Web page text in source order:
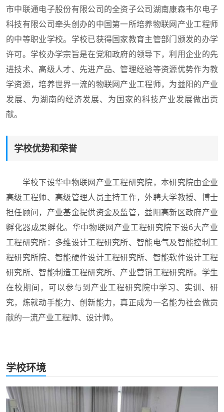
市中联通电子股份有限公司的全资子公司湖南康森韦尔电子
科技有限公司牵头创办的中国第一所培养物联网产业工程师
的中等职业学校。学校已获得国家教育主管部门颁发的办学
许可。学校办学宗旨是在党和政府的领导下，利用企业的先
进技术、高级人才、先进产品、管理经验等资源优势作为教
学资源，培养世界一流的物联网产业工程师，为益阳的产业
发展、为湖南的经济发展、为国家的科技产业发展做出贡
献。
学校优势和荣誉
学校下设华中物联网产业工程研究院，本研究院由企业
高级工程师、高级管理人员主持工作，外聘大学教授、博士
担任顾问，产业基金提供资金及监管，益阳高新区政府产业
孵化器成果孵化。华中物联网产业工程研究院下设6大产业
工程研究所：多维设计工程研究所、智能电气及智能控制工
程研究所院、智能硬件设计工程研究所、智能软件设计工程
研究所、智能制造工程研究所、产业营销工程研究所。学生
在校期间，可以参与到产业工程研究院中学习、实训、研
究，炼就动手能力、创新能力，真正成为一名能为社会做贡
献的一流产业工程师、设计师。
学校环境